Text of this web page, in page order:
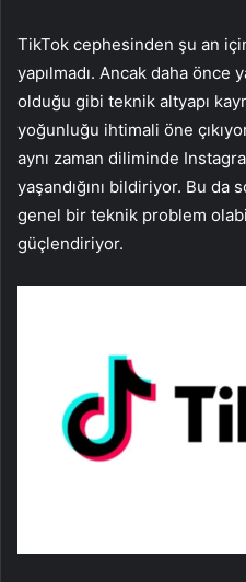
TikTok cephesinden şu an
yapılmadı. Ancak daha
olduğu gibi teknik altyapı
yoğunluğu ihtimali öne
aynı zaman diliminde
yaşandığını bildiriyor. Bu
genel bir teknik problem
güçlendiriyor.